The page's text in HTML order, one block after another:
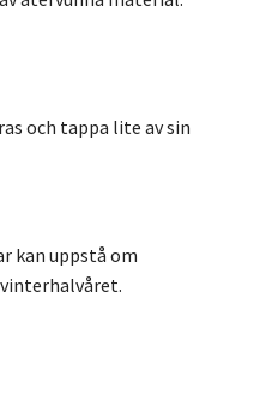
och tappa lite av sin
kan uppstå om